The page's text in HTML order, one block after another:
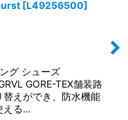
[L49256500]
グ シューズ
GORE-TEX舗装路
えができ、防水機能
える…